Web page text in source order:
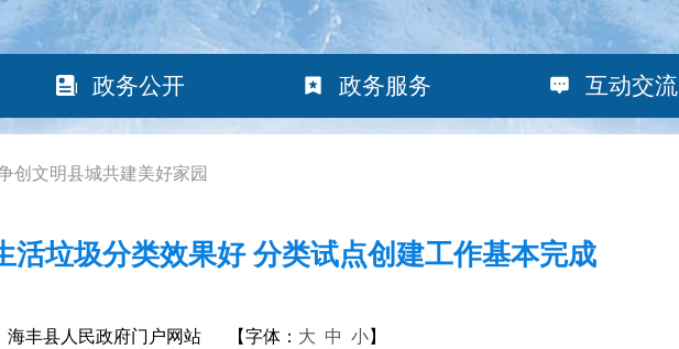
政务公开 政务服务 互动交流
创文明县城共建美好家园
活垃圾分类效果好 分类试点创建工作基本完成
海丰县人民政府门户网站 【字体： 大 中 小】